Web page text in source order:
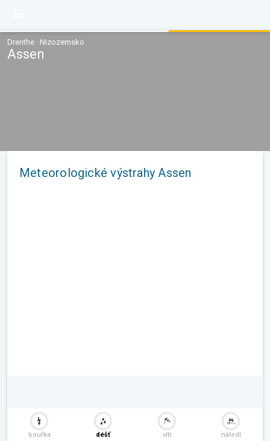
Drenthe · Nizozemsko
Assen
Meteorologické výstrahy Assen
bouřka déšť vítr náledí